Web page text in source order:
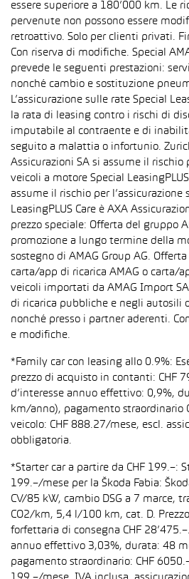
essere superiore a 180’000 km. Le
pervenute non possono essere
retroattivo. Solo per clienti privati.
Con riserva di modifiche. Special
prevede le seguenti prestazioni:
nonché cambio e sostituzione
L’assicurazione sulle rate Special
la rata di leasing contro i rischi di
imputabile al contraente e di
seguito a malattia o infortunio.
Assicurazioni SA si assume il rischio
veicoli a motore Special
assume il rischio per l’assicurazione
LeasingPLUS Care è AXA
prezzo speciale: Offerta del gruppo
promozione a lungo termine della
sostegno di AMAG Group AG.
carta/app di ricarica AMAG o carta/
veicoli importati da AMAG Import
di ricarica pubbliche e negli autosili
nonché presso i partner aderenti.
e modifiche.
*Family car con leasing allo 0.9%:
prezzo di acquisto in contanti: CHF
d’interesse annuo effettivo: 0,9%,
km/anno), pagamento straordinario
veicolo: CHF 888.27/mese, escl.
obbligatoria.
*Starter car a partire da CHF 199.–:
199.–/mese per la Škoda Fabia:
CV/85 kW, cambio DSG a 7 marce,
CO2/km, 5,4 l/100 km, cat. D.
forfettaria di consegna CHF
annuo effettivo 3,03%, durata: 48
pagamento straordinario: CHF